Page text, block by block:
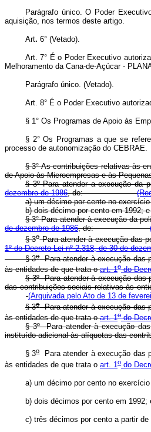
Parágrafo único. O Poder
aquisição, nos termos deste artigo.
Art. 6° (Vetado).
Art. 7° É o Poder Executivo
Melhoramento da Cana-de-Açúcar -
Parágrafo único. (Vetado).
Art. 8° É o Poder Executivo
§ 1° Os Programas de Apoio às
§ 2° Os Programas a que se
processo de autonomização do CEBRAE.
§ 3° As contribuições relativas às
de Apoio às Microempresas e às
§ 3º Para atender a execução da
dezembro de 1986, de:
a) um décimo por cento
b) dois décimo por cento
§ 3° Para atender à execução da
de dezembro de 1986, de:
§ 3oPara atender à execução das
1º do Decreto-Lei nº 2.318, de 30 de
§ 3oPara atender à execução das
às entidades de que trata oart. 1odo
§ 3º Para atender à execução das
das contribuições sociais relativas às
(Arquivada pelo Ato de 13 de
§ 3oPara atender à execução das
às entidades de que trata oart. 1odo
§ 3º Para atender à execução
instituído adicional às alíquotas das
§ 3oPara atender à execução das
às entidades de que trata o art. 1o do
a) um décimo por cento no
b) dois décimos por cento em
c) três décimos por cento a partir de